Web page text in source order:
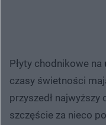
Płyty chodnikowe na
czasy świetności
przyszedł najwyższy
szczęście za nieco